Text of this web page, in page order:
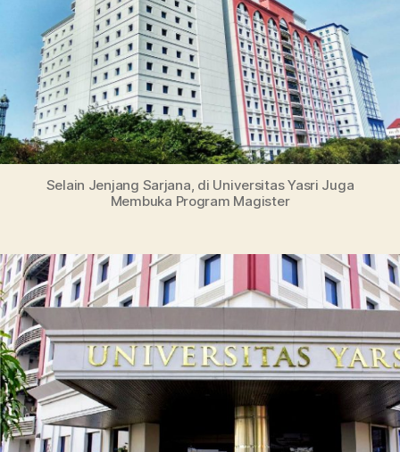
Selain Jenjang Sarjana, di Universitas Yasri Juga
Membuka Program Magister